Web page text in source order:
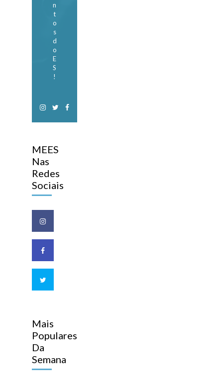
n
t
o
s
d
o
E
S
!
MEES
Nas
Redes
Sociais
Mais
Populares
Da
Semana